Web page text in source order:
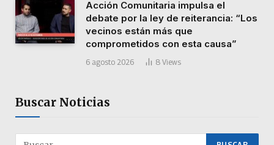
Acción Comunitaria impulsa el
debate por la ley de reiterancia: “Los
vecinos están más que
comprometidos con esta causa”
6 agosto 2026 8 Views
Buscar Noticias